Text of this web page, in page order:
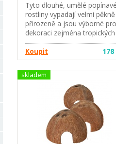
Tyto dlouhé, umělé
rostliny vypadají velmi
přirozeně a jsou výborné pro
dekoraci zejména tropických
terárií. Velké zelené listy
poskytují zvířatům úkryt a
bezpečí, zejména stromové
druhy žab budou tuto
hojně využívat. Rostliny je
možno použít v akvateráriích
pro mláďata vodních želv,
vytvoříme plovoucí ostrůvky
místa pro slunění. Nádherně
působí kombinace s
kůrou. Velikost cca 200 cm.
Koupit 178
skladem